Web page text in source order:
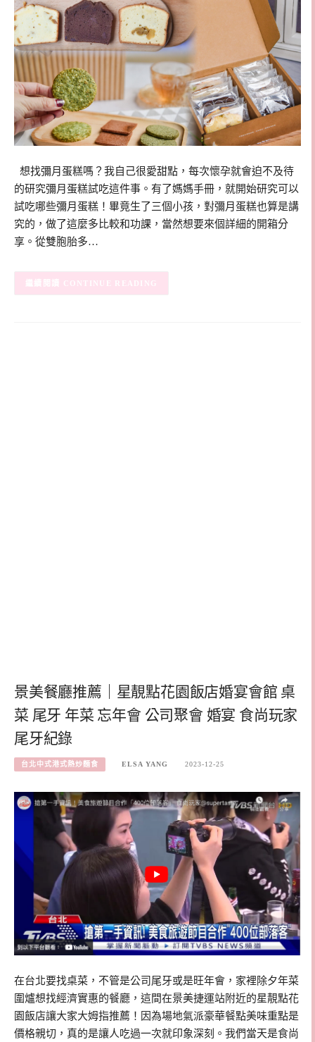
想找彌月蛋糕嗎？我自己很愛甜點，每次懷孕就會迫不及待
的研究彌月蛋糕試吃這件事。有了媽媽手冊，就開始研究可以
試吃哪些彌月蛋糕！畢竟生了三個小孩，對彌月蛋糕也算是講
究的，做了這麼多比較和功課，當然想要來個詳細的開箱分
享。從雙胞胎多…
CONTINUE READING
景美餐廳推薦｜星靚點花園飯店婚宴會館 桌
菜 尾牙 年菜 忘年會 公司聚會 婚宴 食尚玩家
尾牙紀錄
台北中式港式熱炒麵食 ELSA YANG 2023-12-25
在台北要找桌菜，不管是公司尾牙或是旺年會，家裡除夕年菜
圍爐想找經濟實惠的餐廳，這間在景美捷運站附近的星靚點花
園飯店讓大家大姆指推薦！因為場地氣派豪華餐點美味重點是
價格親切，真的是讓人吃過一次就印象深刻。我們當天是食尚